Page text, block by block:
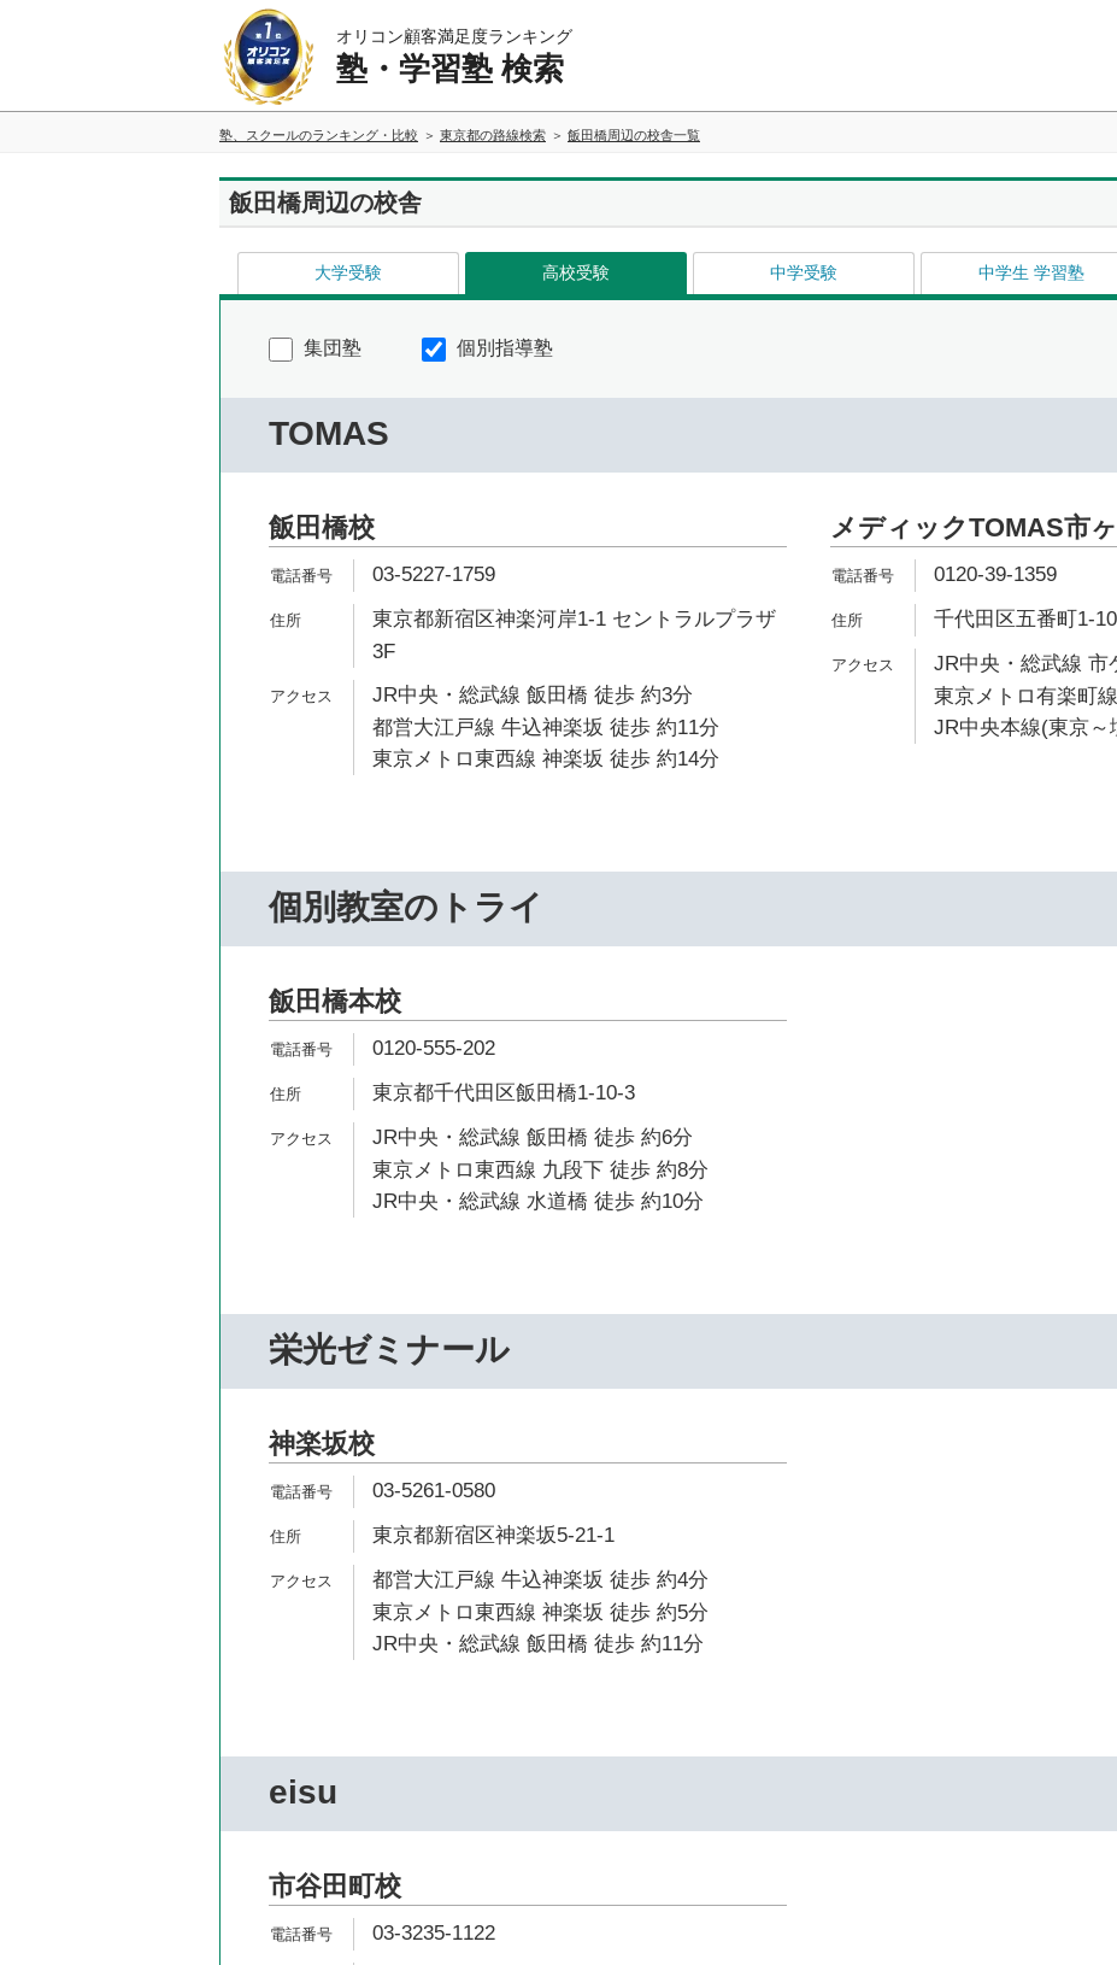
オリコン顧客満足度ランキング
塾・学習塾 検索
塾、スクールのランキング・比較 東京都の路線検索 飯田橋周辺の校舎一覧
飯田橋周辺の校舎
大学受験 高校受験 中学受験 中学生 学習塾
集団塾 個別指導塾
TOMAS
飯田橋校
03-5227-1759
東京都新宿区神楽河岸1-1 セントラルプラザ
3F
JR中央・総武線 飯田橋 徒歩 約3分
都営大江戸線 牛込神楽坂 徒歩 約11分
東京メトロ東西線 神楽坂 徒歩 約14分
メディックTOMAS市
0120-39-1359
千代田区五番町1-
JR中央・総武線 市
東京メトロ有楽町
JR中央本線(東京～
個別教室のトライ
飯田橋本校
0120-555-202
東京都千代田区飯田橋1-10-3
JR中央・総武線 飯田橋 徒歩 約6分
東京メトロ東西線 九段下 徒歩 約8分
JR中央・総武線 水道橋 徒歩 約10分
栄光ゼミナール
神楽坂校
03-5261-0580
東京都新宿区神楽坂5-21-1
都営大江戸線 牛込神楽坂 徒歩 約4分
東京メトロ東西線 神楽坂 徒歩 約5分
JR中央・総武線 飯田橋 徒歩 約11分
eisu
市谷田町校
03-3235-1122